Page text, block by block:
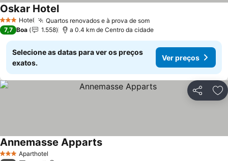
3 EstrelasHotel Quartos renovados e à prova de somVer preços
Oskar HotelVer preços
7,7 Boa 1.558 a 0.4 km de Centro da cidade
Selecione as datas para ver os preços
exatos.
Ver preços
Partilhar
3 EstrelasAparthotel
Annemasse AppartsVer preços